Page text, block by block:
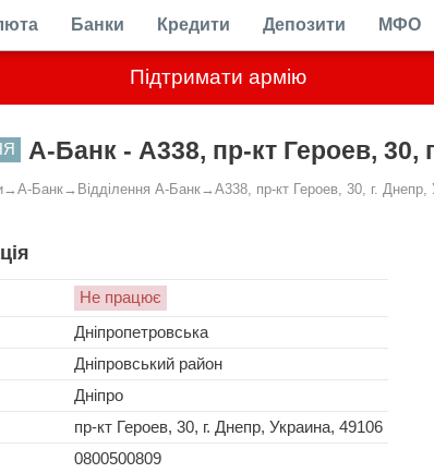
Підтримати армію
Банки Кредити Депозити МФО
А-Банк - A338, пр-кт Героев, 30,
→ А-Банк→ Відділення А-Банк→ A338, пр-кт Героев, 30, г. Днепр,
Не працює
Дніпропетровська
Дніпровський район
Дніпро
пр-кт Героев, 30, г. Днепр, Украина, 49106
0800500809